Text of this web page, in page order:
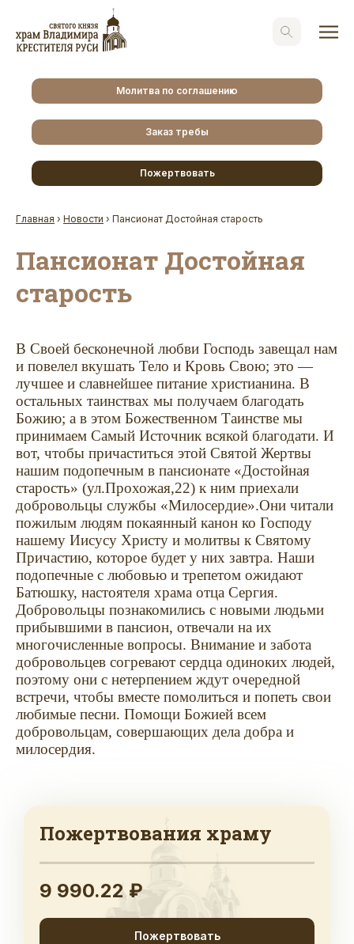
Молитва по соглашению
Заказ требы
Пожертвовать
Главная › Новости › Пансионат Достойная старость
Пансионат Достойная
старость
В Своей бесконечной любви Господь завещал нам
и повелел вкушать Тело и Кровь Свою; это —
лучшее и славнейшее питание христианина. В
остальных таинствах мы получаем благодать
Божию; а в этом Божественном Таинстве мы
принимаем Самый Источник всякой благодати. И
вот, чтобы причаститься этой Святой Жертвы
нашим подопечным в пансионате «Достойная
старость» (ул.Прохожая,22) к ним приехали
добровольцы службы «Милосердие».Они читали
пожилым людям покаянный канон ко Господу
нашему Иисусу Христу и молитвы к Святому
Причастию, которое будет у них завтра. Наши
подопечные с любовью и трепетом ожидают
Батюшку, настоятеля храма отца Сергия.
Добровольцы познакомились с новыми людьми
прибывшими в пансион, отвечали на их
многочисленные вопросы. Внимание и забота
добровольцев согревают сердца одиноких людей,
поэтому они с нетерпением ждут очередной
встречи, чтобы вместе помолиться и попеть свои
любимые песни. Помощи Божией всем
добровольцам, совершающих дела добра и
милосердия.
Пожертвования храму
9 990.22 ₽
Пожертвовать